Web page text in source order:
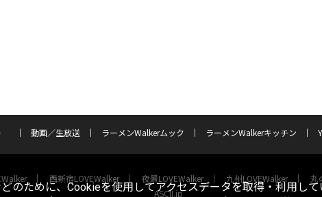
動画／生放送 ラーメンWalkerムック ラーメンWalkerキッチン
西新宿LOVEWalker 夜景LOVEWalker 九州LOVEWalker
丸
ASCII.jp
のために、Cookieを使用してアクセスデータを取得・利用して